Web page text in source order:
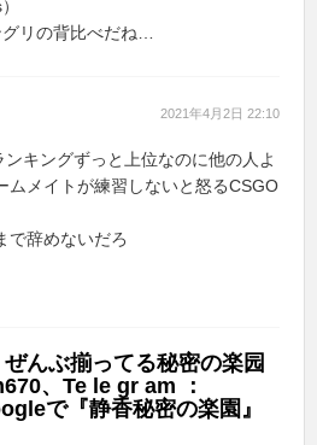
）
リの背比べだね…
2021年4月2日 22:10
キングずっと上位なのに他の人よ
ムメイトが練習しないと怒るCSGO
で辞めないだろ
ぜんぶ揃ってる秘密の楽园
、Te le gr am ：
で『静香秘密の楽園』